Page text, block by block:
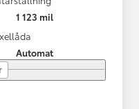
1 123 mil
Automat